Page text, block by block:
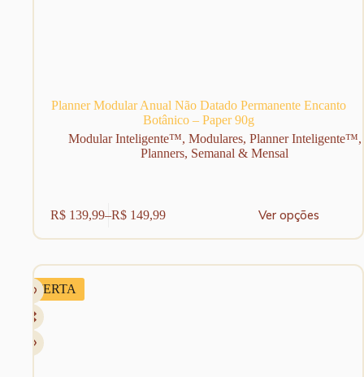
Planner Modular Anual Não Datado Permanente Encanto
Botânico – Paper 90g
Modular Inteligente™, Modulares, Planner Inteligente™,
Planners, Semanal & Mensal
R$ 139,99–R$ 149,99
Faixa
de
R$ 139,99
Ver opções
produto
tem
variantes.
As
opções
podem
ser
escolhidas
OFERTA